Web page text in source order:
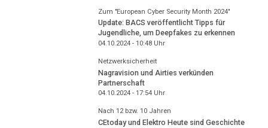
Zum "European Cyber Security Month 2024"
Update: BACS veröffentlicht Tipps für
Jugendliche, um Deepfakes zu erkennen
04.10.2024 - 10:48Uhr
Netzwerksicherheit
Nagravision und Airties verkünden
Partnerschaft
04.10.2024 - 17:54Uhr
Nach 12 bzw. 10 Jahren
CEtoday und Elektro Heute sind Geschichte